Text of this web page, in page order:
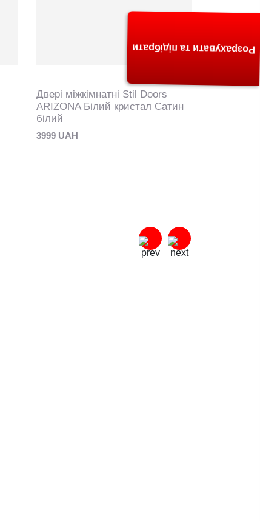
Двері міжкімнатні Stil Doors
ARIZONA Білий кристал Сатин
білий
3999 UAH
Розрахувати та підібрати